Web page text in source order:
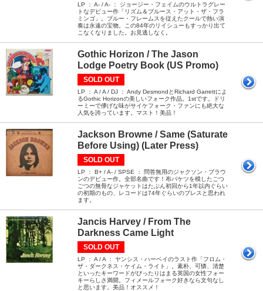
LP ： A- / A- ： ジョージー・フェイムのウルトラグレー
トなデビュー作「リズム＆ブルース・アット・ザ・フラ
ミンゴ」。ブルー・フレームスを従えたクールで熱い演
奏は永遠の宝物。この84年のリイシューもすっかり出て
こなくなりました。お見逃しなく。
Gothic Horizon / The Jason
Lodge Poetry Book (US Promo)
SOLD OUT
LP ： A / A / DJ ： Andy DesmondとRichard Garrettによ
るGothic Horizonの美しいフォーク作品。1stです。ドリ
ーミーで儚げな味がサイケフォーク・ファンにも絶大な
人気を誇っています。マスト！美品！
Jackson Browne / Same (Saturate
Before Using) (Later Press)
SOLD OUT
LP ： B+ / A- / SPSE ： 問答無用のジャクソン・ブラウ
ンのデビュー作。全部名曲です！布バケツを模したごつ
ごつの無骨なジャケットはたぶん初回から1年以内ぐらい
の初期のもの、レコードは74年ぐらいのプレスと思われ
ます。
Jancis Harvey / From The
Darkness Came Light
SOLD OUT
LP ： A / A ： ヤンシス・ハーベイのラスト作「フロム・
ザ・ダークネス・ケイム・ライト」。素朴、可憐、清楚
といったキーワードがぴったりはまる英国の女性フォー
キーらしさ満開。フィメールフォーク好きなら文句なし
と思います。美品！オススメ！